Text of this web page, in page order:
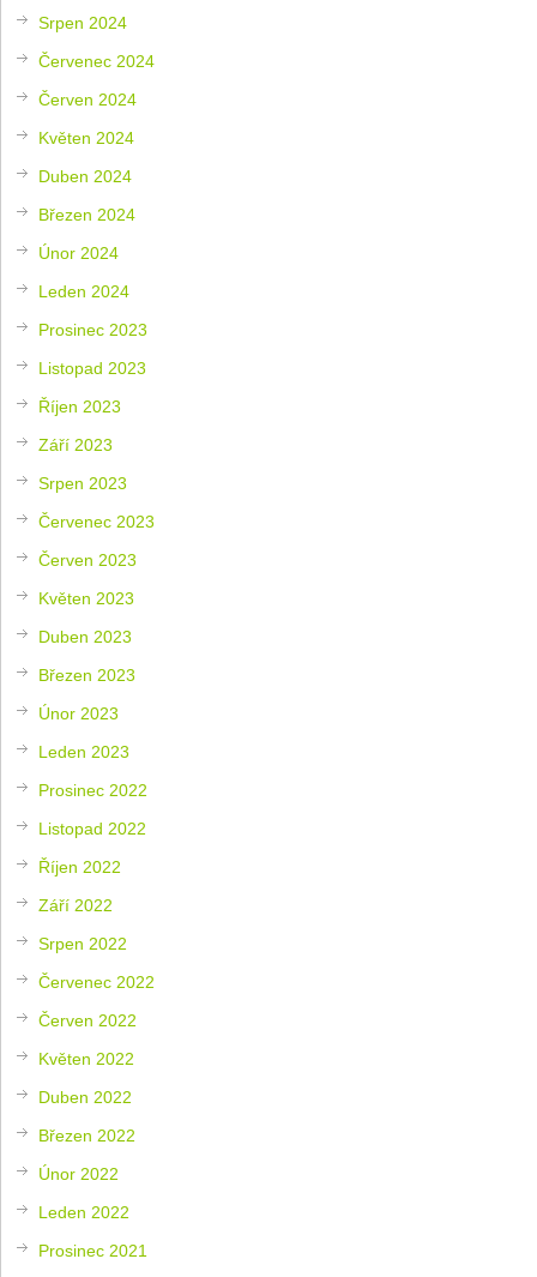
Srpen 2024
Červenec 2024
Červen 2024
Květen 2024
Duben 2024
Březen 2024
Únor 2024
Leden 2024
Prosinec 2023
Listopad 2023
Říjen 2023
Září 2023
Srpen 2023
Červenec 2023
Červen 2023
Květen 2023
Duben 2023
Březen 2023
Únor 2023
Leden 2023
Prosinec 2022
Listopad 2022
Říjen 2022
Září 2022
Srpen 2022
Červenec 2022
Červen 2022
Květen 2022
Duben 2022
Březen 2022
Únor 2022
Leden 2022
Prosinec 2021